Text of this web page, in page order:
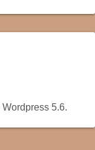
Wordpress 5.6.